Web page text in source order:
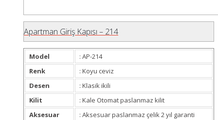
Apartman Giriş Kapısı – 214
Model
: AP-214
Renk
: Koyu ceviz
Desen
: Klasik ikili
Kilit
: Kale Otomat paslanmaz kilit
Aksesuar
: Aksesuar paslanmaz çelik 2 yıl garanti